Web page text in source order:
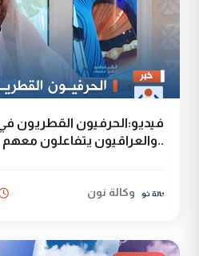
فيديو:الحرفيون القطريون
..والعراقيون يتفاعلون معهم
وكالة نون